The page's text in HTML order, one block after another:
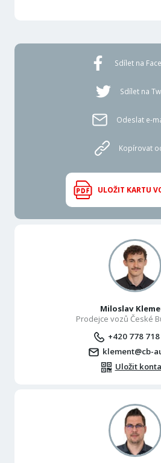
Sdílet na
Sdílet na
Odeslat e-
Kopírovat
ULOŽIT KARTU
Miloslav
Prodejce vozů České
+420 778
klement@cb-
Uložit